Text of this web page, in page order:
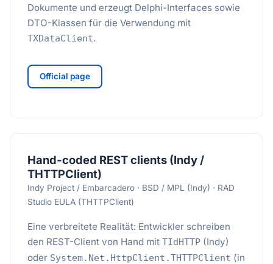
Dokumente und erzeugt Delphi-Interfaces sowie
DTO-Klassen für die Verwendung mit
TXDataClient.
Official page
Hand-coded REST clients (Indy /
THTTPClient)
Indy Project / Embarcadero · BSD / MPL (Indy) · RAD
Studio EULA (THTTPClient)
Eine verbreitete Realität: Entwickler schreiben
den REST-Client von Hand mit TIdHTTP (Indy)
oder System.Net.HttpClient.THTTPClient (in